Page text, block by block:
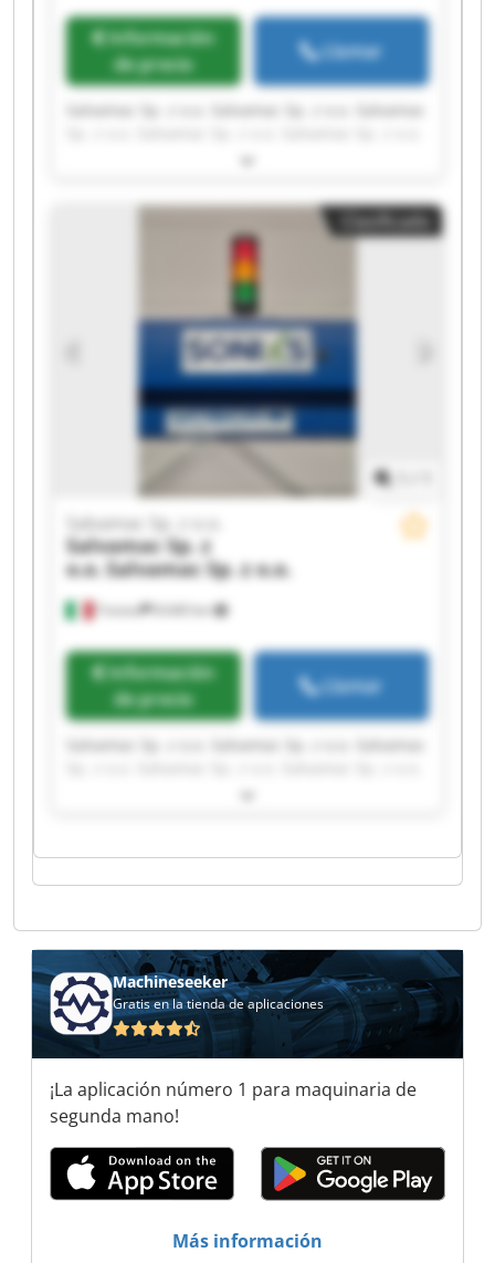
Información
de precio
Llamar
Salvamac Sp. z o.o. Salvamac Sp. z o.o. Salvamac
Salvamac Sp. z o.o. Salvamac Sp. z o.o. Salvamac
Salvamac Sp. z o.o. Salvamac Sp. z o.o. Salvamac
Sp. z o.o. Salvamac Sp. z o.o. Salvamac Sp. z o.o.
Salvamac Sp. z o.o. Salvamac Sp. z o.o. Salvamac
Sp. z o.o. Salvamac Sp. z o.o. Salvamac Sp. z o.o.
Clasificado
Treviso 8.640 km
Salvamac Sp. z o.o.
Salvamac Sp. z
o.o. Salvamac Sp. z o.o.
Información
de precio
Llamar
Salvamac Sp. z o.o. Salvamac Sp. z o.o. Salvamac
Salvamac Sp. z o.o. Salvamac Sp. z o.o. Salvamac
Sp. z o.o. Salvamac Sp. z o.o. Salvamac Sp. z o.o.
Salvamac Sp. z o.o. Salvamac Sp. z o.o. Salvamac
Machineseeker
Gratis en la tienda de aplicaciones
¡La aplicación número 1 para maquinaria de
segunda mano!
Más información